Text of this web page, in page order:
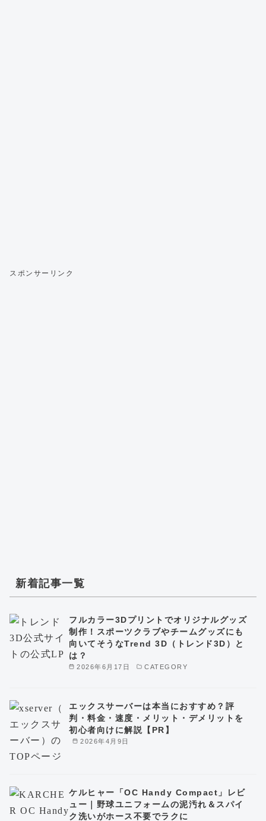
スポンサーリンク
新着記事一覧
2026年6月17日 CATEGORY
フルカラー3Dプリントでオリジナルグッズ
制作！スポーツクラブやチームグッズにも
向いてそうなTrend 3D（トレンド3D）と
は？
2026年4月9日
エックスサーバーは本当におすすめ？評
判・料金・速度・メリット・デメリットを
初心者向けに解説【PR】
ケルヒャー「OC Handy Compact」レビ
ュー｜野球ユニフォームの泥汚れ＆スパイ
ク洗いがホース不要でラクに